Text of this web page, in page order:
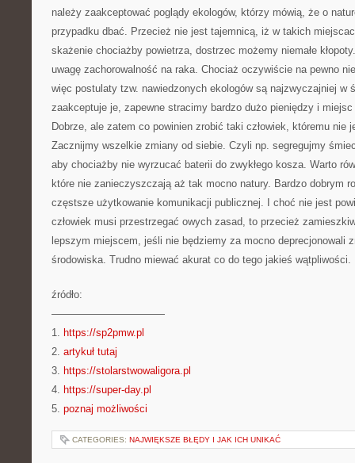
należy zaakceptować poglądy ekologów, którzy mówią, że o
przypadku dbać. Przecież nie jest tajemnicą, iż w takich
skażenie chociażby powietrza, dostrzec możemy niemałe
uwagę zachorowalność na raka. Chociaż oczywiście na pewno
więc postulaty tzw. nawiedzonych ekologów są najzwyczajniej w
zaakceptuje je, zapewne stracimy bardzo dużo pieniędzy i miejsc
Dobrze, ale zatem co powinien zrobić taki człowiek, któremu nie
Zacznijmy wszelkie zmiany od siebie. Czyli np. segregujmy
aby chociażby nie wyrzucać baterii do zwykłego kosza. Warto
które nie zanieczyszczają aż tak mocno natury. Bardzo dobrym
częstsze użytkowanie komunikacji publicznej. I choć nie jest
człowiek musi przestrzegać owych zasad, to przecież
lepszym miejscem, jeśli nie będziemy za mocno deprecjonowali
środowiska. Trudno miewać akurat co do tego jakieś wątpliwości.
źródło:
———————————
1. https://sp2pmw.pl
2. artykuł tutaj
3. https://stolarstwowaligora.pl
4. https://super-day.pl
5. poznaj możliwości
CATEGORIES: NAJWIĘKSZE BŁĘDY I JAK ICH UNIKAĆ